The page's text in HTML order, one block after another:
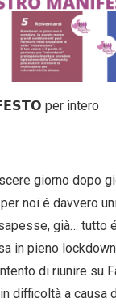
per intero
giorno dopo
noi é davvero
già… tutto
in pieno
di riunire su
difficoltà a causa